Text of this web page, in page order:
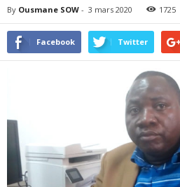
By Ousmane SOW - 3 mars 2020 1725
Facebook Twitter